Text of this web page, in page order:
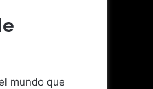
mundo que